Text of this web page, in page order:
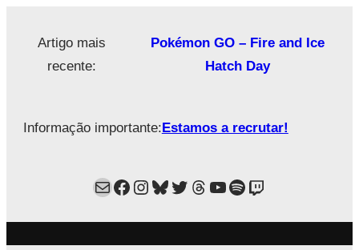
Artigo mais
recente:
Pokémon GO – Fire and Ice
Hatch Day
Informação importante:Estamos a recrutar!
MailFacebook
Instagram
Bluesky
Twitter
Estamos no Threads!
YouTube
Spotify
Twitch